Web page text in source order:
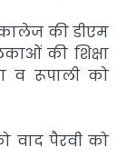
की डीएम
की शिक्षा
व रूपाली को
वाद पैरवी को